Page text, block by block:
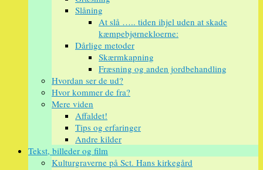
Slåning
At slå ….. tiden ihjel uden at skade
kæmpebjørnekloerne:
Dårlige metoder
Skærmkapning
Fræsning og anden jordbehandling
Hvordan ser de ud?
Hvor kommer de fra?
Mere viden
Affaldet!
Tips og erfaringer
Andre kilder
Tekst, billeder og film
Kulturgraverne på Sct. Hans kirkegård